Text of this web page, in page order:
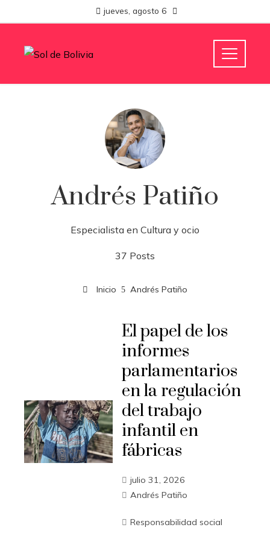
jueves, agosto 6
Andrés Patiño
Especialista en Cultura y ocio
37 Posts
Inicio Andrés Patiño
El papel de los
informes
parlamentarios
en la regulación
del trabajo
infantil en
fábricas
julio 31, 2026
Andrés Patiño
Responsabilidad social